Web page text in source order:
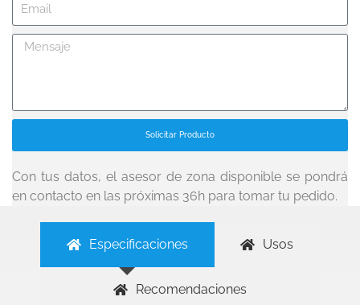
Solicitar Producto
Con tus datos, el asesor de zona disponible se pondrá
en contacto en las próximas 36h para tomar tu pedido.
Especificaciones Usos
Recomendaciones